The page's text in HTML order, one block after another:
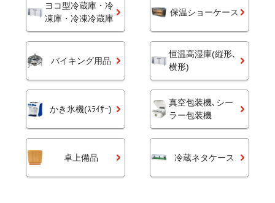
ヨコ型冷蔵庫・冷
凍庫・冷凍冷蔵庫
保温ショーケース
バイキング用品
恒温高湿庫(縦形､
横形)
かき氷機(ｽﾗｲｻｰ)
真空包装機､シー
ラー包装機
卓上備品 冷蔵ネタケース